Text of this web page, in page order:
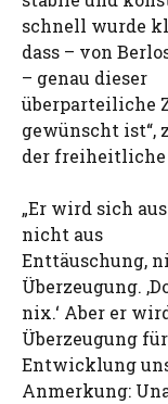
schnell wurde
dass – von
– genau dieser
überparteiliche
gewünscht ist“,
der freiheitliche
„Er wird sich
nicht aus
Enttäuschung,
Überzeugung.
nix.‘ Aber er
Überzeugung
Entwicklung
Anmerkung: